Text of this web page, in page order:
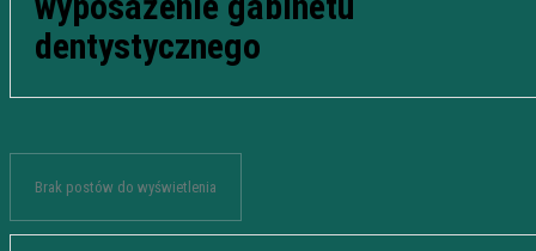
dentystycznego
Brak postów do wyświetlenia